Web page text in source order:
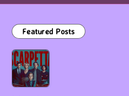
Featured Posts